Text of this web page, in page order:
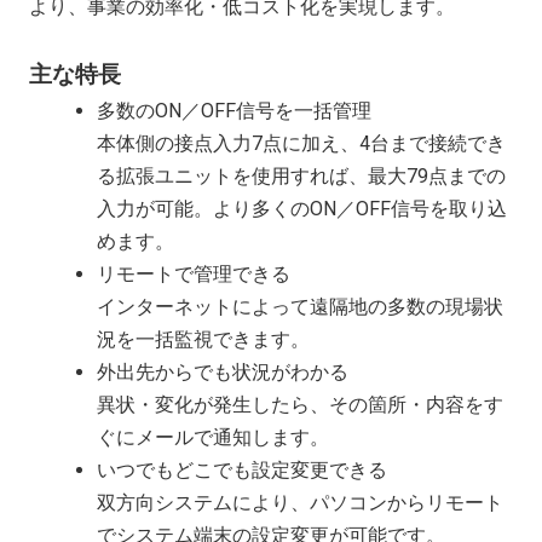
より、事業の効率化・低コスト化を実現します。
主な特長
多数のON／OFF信号を一括管理
本体側の接点入力7点に加え、4台まで接続でき
る拡張ユニットを使用すれば、最大79点までの
入力が可能。より多くのON／OFF信号を取り込
めます。
リモートで管理できる
インターネットによって遠隔地の多数の現場状
況を一括監視できます。
外出先からでも状況がわかる
異状・変化が発生したら、その箇所・内容をす
ぐにメールで通知します。
いつでもどこでも設定変更できる
双方向システムにより、パソコンからリモート
でシステム端末の設定変更が可能です。